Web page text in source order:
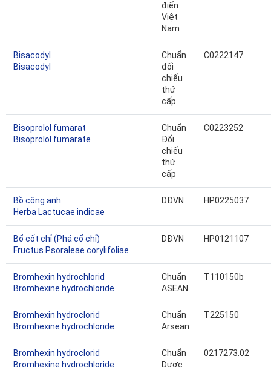
điển
Việt
Nam
Bisacodyl
Bisacodyl
Chuẩn
đối
chiếu
thứ
cấp
C0222147
Bisoprolol fumarat
Bisoprolol fumarate
Chuẩn
Đối
chiếu
thứ
cấp
C0223252
Bồ công anh
Herba Lactucae indicae
DĐVN HP0225037
Bổ cốt chỉ (Phá cố chỉ)
Fructus Psoraleae corylifoliae
DĐVN HP0121107
Bromhexin hydrochlorid
Bromhexine hydrochloride
Chuẩn
ASEAN
T110150b
Bromhexin hydroclorid
Bromhexine hydrochloride
Chuẩn
Arsean
T225150
Bromhexin hydroclorid
Bromhexine hydrochloride
Chuẩn
Dược
0217273.02